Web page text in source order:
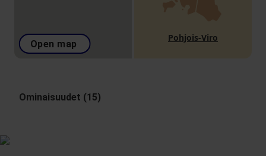
Open map
Pohjois-Viro
Ominaisuudet (15)